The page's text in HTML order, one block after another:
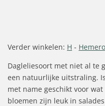
Verder winkelen: H -
Dagleliesoort met niet al te
een natuurlijke uitstraling.
met name geschikt voor
bloemen zijn leuk in